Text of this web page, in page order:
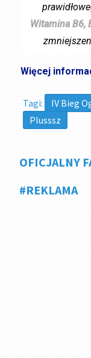
Witamina B6,
Więcej
Tagi: IV Bieg
Plusssz
OFICJALNY
#REKLAMA